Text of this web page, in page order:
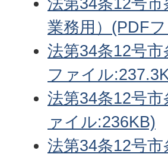
業務用）(PDF
法第34条12号
ファイル
法第34条12号
ァイル:236KB)
法第34条12号